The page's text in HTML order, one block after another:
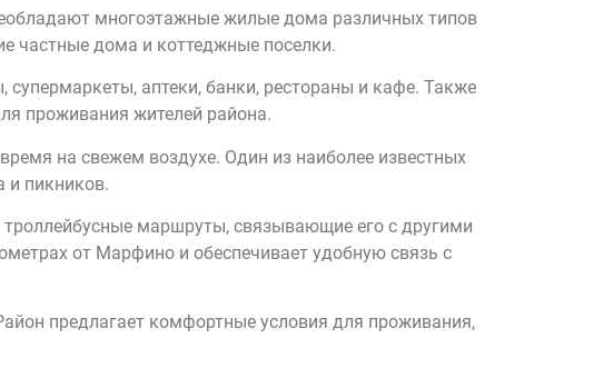
многоэтажные жилые дома различных типов
частные дома и коттеджные поселки.
аптеки, банки, рестораны и кафе. Также
проживания жителей района.
на свежем воздухе. Один из наиболее известных
и пикников.
маршруты, связывающие его с другими
от Марфино и обеспечивает удобную связь с
предлагает комфортные условия для проживания,